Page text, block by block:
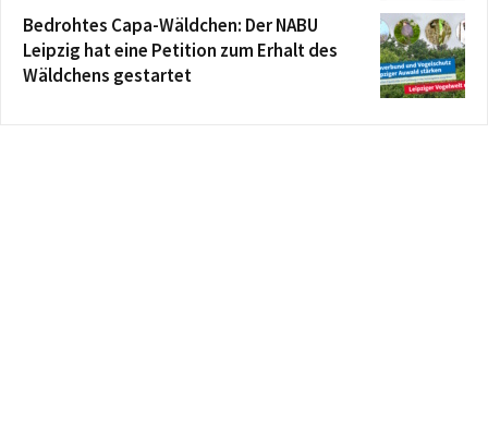
Bedrohtes Capa-Wäldchen: Der NABU
Leipzig hat eine Petition zum Erhalt des
Wäldchens gestartet